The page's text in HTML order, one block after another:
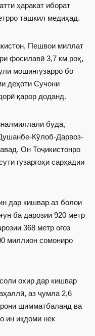
ҳаракат иборат
ташкил медиҳад.
Пешвои миллат
фосилавӣ 3,7 км роҳ,
мошингузарро бо
деҳоти Сучони
қарор доданд.
буда,
Кӯлоб-Дарвоз-
Он Тоҷикистонро
гузаргоҳи сарҳадии
дар кишвар аз болои
ба дарозии 920 метр
368 метр оғоз
миллион сомониро
охир дар кишвар
аз ҷумла 2,6
щимматбаланд ва
ин иқдоми нек